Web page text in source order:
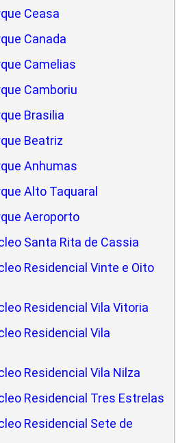
Ceasa
Canada
Camelias
Camboriu
Brasilia
Beatriz
Anhumas
Alto Taquaral
Aeroporto
Santa Rita de Cassia
Residencial Vinte e Oito
Residencial Vila Vitoria
Residencial Vila
Residencial Vila Nilza
Residencial Tres Estrelas
Residencial Sete de